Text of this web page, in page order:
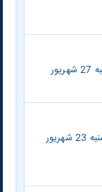
دو شنبه 27 شهریور
پنج شنبه 23 شهریور